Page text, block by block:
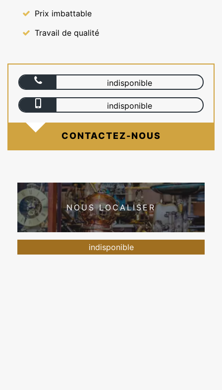
Prix imbattable
Travail de qualité
indisponible
indisponible
CONTACTEZ-NOUS
NOUS LOCALISER
indisponible